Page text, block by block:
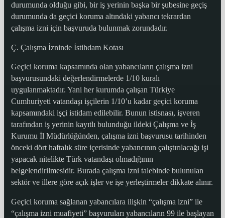
durumunda olduğu gibi, bir iş yerinin başka bir şubesine geçiş
durumunda da geçici koruma altındaki yabancı tekrardan
çalışma izni için başvuruda bulunmak zorundadır.
Ç. Çalışma İzninde İstihdam Kotası
Geçici koruma kapsamında olan yabancıların çalışma izni
başvurusundaki değerlendirmelerde 1/10 kuralı
uygulanmaktadır. Yani her kurumda çalışan Türkiye
Cumhuriyeti vatandaşı işçilerin 1/10’u kadar geçici koruma
kapsamındaki işçi istidam edilebilir. Bunun istisnası, işveren
tarafından iş yerinin kayıtlı bulunduğu ildeki Çalışma ve İş
Kurumu İl Müdürlüğünden, çalışma izni başvurusu tarihinden
önceki dört haftalık süre içerisinde yabancının çalıştırılacağı işi
yapacak nitelikte Türk vatandaşı olmadığının
belgelendirilmesidir. Burada çalışma izni talebinde bulunulan
sektör ve illere göre açık işler ve işe yerleştirmeler dikkate alınır.
Geçici koruma sağlanan yabancılara ilişkin “çalışma izni” ile
“çalışma izni muafiyeti” başvuruları yabancıların 99 ile başlayan